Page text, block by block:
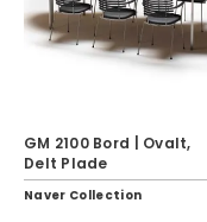
GM 2100 Bord | Ovalt,
Delt Plade
Naver Collection